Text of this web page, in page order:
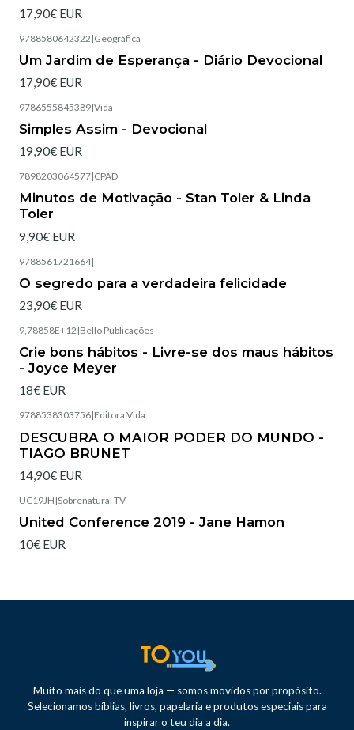
17,90€ EUR
9788580642322 |Geográfica
Um Jardim de Esperança - Diário Devocional
17,90€ EUR
9786555845389|Vida
Simples Assim - Devocional
19,90€ EUR
7898203064577|CPAD
Minutos de Motivação - Stan Toler & Linda
Toler
9,90€ EUR
9788561721664|
O segredo para a verdadeira felicidade
23,90€ EUR
9,78858E+12 |Bello Publicações
Crie bons hábitos - Livre-se dos maus hábitos
- Joyce Meyer
18€ EUR
9788538303756|Editora Vida
DESCUBRA O MAIOR PODER DO MUNDO -
TIAGO BRUNET
14,90€ EUR
UC19JH |Sobrenatural TV
United Conference 2019 - Jane Hamon
10€ EUR
Muito mais do que uma loja — somos movidos por propósito.
Selecionamos bíblias, livros, papelaria e produtos especiais para
inspirar o teu dia a dia.